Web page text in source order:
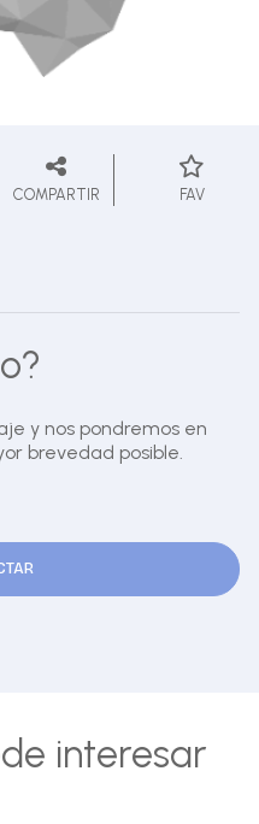
COMPARTIR FAV
y nos pondremos en
brevedad posible.
interesar